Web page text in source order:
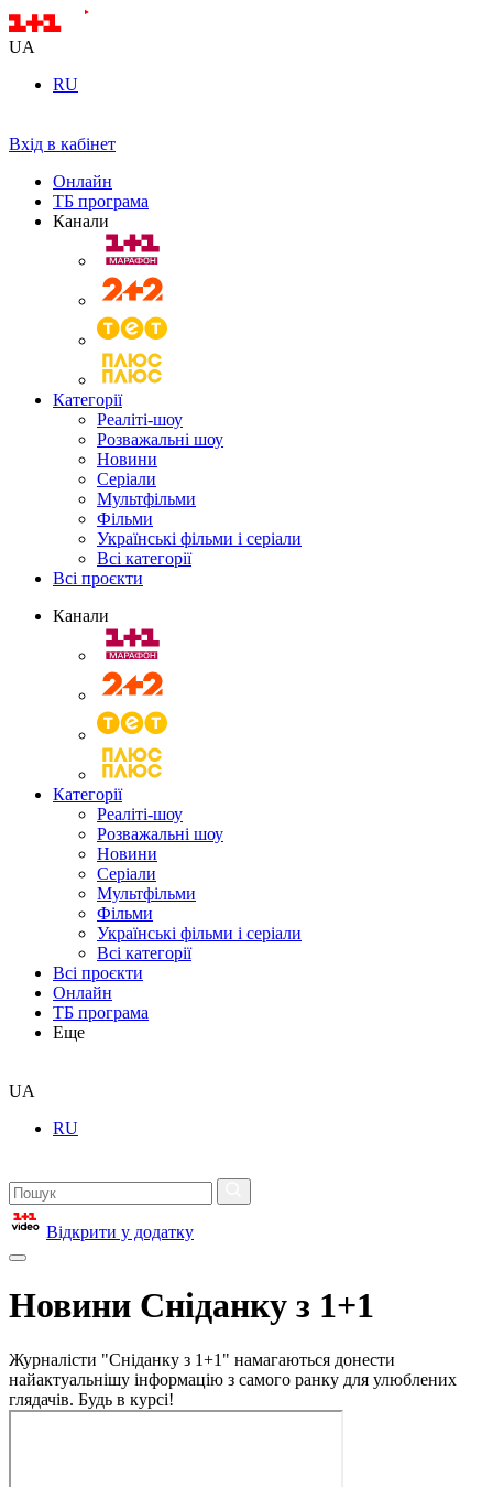
UA
RU
Вхід в кабінет
Онлайн
ТБ програма
Канали
Категорії
Реаліті-шоу
Розважальні шоу
Новини
Серіали
Мультфільми
Фільми
Українські фільми і серіали
Всі категорії
Всі проєкти
Канали
Категорії
Реаліті-шоу
Розважальні шоу
Новини
Серіали
Мультфільми
Фільми
Українські фільми і серіали
Всі категорії
Всі проєкти
Онлайн
ТБ програма
Еще
UA
RU
Відкрити у додатку
Новини Сніданку з 1+1
Журналісти "Сніданку з 1+1" намагаються донести
найактуальнішу інформацію з самого ранку для улюблених
глядачів. Будь в курсі!